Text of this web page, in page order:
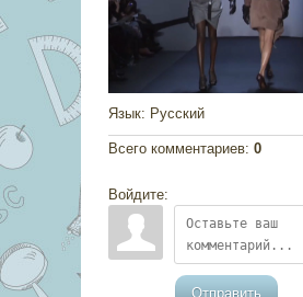
Язык: Русский
Всего комментариев: 0
Войдите:
Отправить